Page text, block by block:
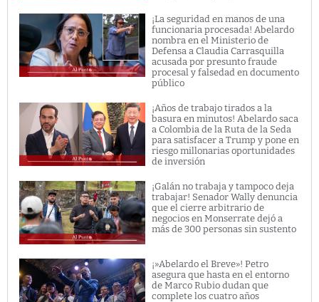
¡La seguridad en manos de una
funcionaria procesada! Abelardo
nombra en el Ministerio de
Defensa a Claudia Carrasquilla
acusada por presunto fraude
procesal y falsedad en documento
público
¡Años de trabajo tirados a la
basura en minutos! Abelardo saca
a Colombia de la Ruta de la Seda
para satisfacer a Trump y pone en
riesgo millonarias oportunidades
de inversión
¡Galán no trabaja y tampoco deja
trabajar! Senador Wally denuncia
que el cierre arbitrario de
negocios en Monserrate dejó a
más de 300 personas sin sustento
¡»Abelardo el Breve»! Petro
asegura que hasta en el entorno
de Marco Rubio dudan que
complete los cuatro años